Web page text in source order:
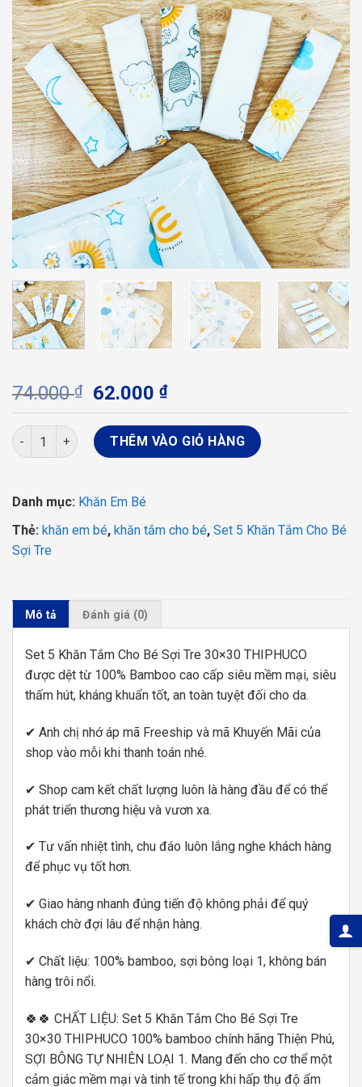
74.000₫
Giá
gốc
là:
74.000 ₫.
62.000₫Giá
hiện
tại
là:
Set 5 Khăn Tắm Cho Bé Sợi Tre 30x30 Thiện Phú Thấm Hút
THÊM VÀO GIỎ HÀNG
Danh mục: Khăn Em Bé
Thẻ: khăn em bé, khăn tắm cho bé, Set 5 Khăn Tắm Cho Bé
Sợi Tre
Mô tả Đánh giá (0)
Set 5 Khăn Tắm Cho Bé Sợi Tre 30×30 THIPHUCO
được dệt từ 100% Bamboo cao cấp siêu mềm mại, siêu
thấm hút, kháng khuẩn tốt, an toàn tuyệt đối cho da.
✔ Anh chị nhớ áp mã Freeship và mã Khuyến Mãi của
shop vào mỗi khi thanh toán nhé.
✔ Shop cam kết chất lượng luôn là hàng đầu để có thể
phát triển thương hiệu và vươn xa.
✔ Tư vấn nhiệt tình, chu đáo luôn lắng nghe khách hàng
để phục vụ tốt hơn.
✔ Giao hàng nhanh đúng tiến độ không phải để quý
khách chờ đợi lâu để nhận hàng.
✔ Chất liệu: 100% bamboo, sợi bông loại 1, không bán
hàng trôi nổi.
🍀🍀 CHẤT LIỆU: Set 5 Khăn Tắm Cho Bé Sợi Tre
30×30 THIPHUCO 100% bamboo chính hãng Thiện Phú,
SỢI BÔNG TỰ NHIÊN LOẠI 1. Mang đến cho cơ thể một
cảm giác mềm mại và tinh tế trong khi hấp thụ độ ẩm